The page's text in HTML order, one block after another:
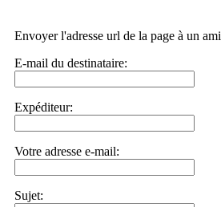
Envoyer l'adresse url de la page à un ami
E-mail du destinataire:
Expéditeur:
Votre adresse e-mail:
Sujet: